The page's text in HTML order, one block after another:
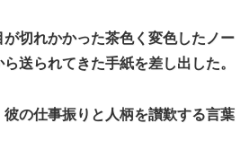
切れかかった茶色く変色したノー
送られてきた手紙を差し出した。
の仕事振りと人柄を讃歎する言葉